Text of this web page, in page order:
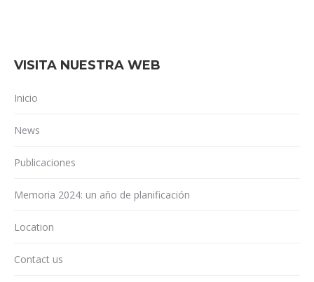
VISITA NUESTRA WEB
Inicio
News
Publicaciones
Memoria 2024: un año de planificación
Location
Contact us